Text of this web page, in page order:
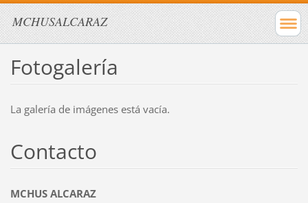
MCHUSALCARAZ
Fotogalería
La galería de imágenes está vacía.
Contacto
MCHUS ALCARAZ